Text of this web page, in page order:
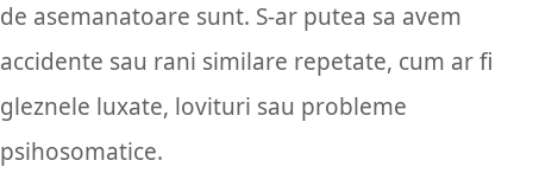
de asemanatoare sunt. S-ar putea sa avem
accidente sau rani similare repetate, cum ar fi
gleznele luxate, lovituri sau probleme
psihosomatice.